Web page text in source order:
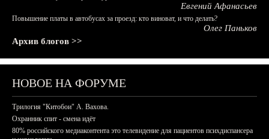
Евгений Афанасьев
Повышение платы в автобусах за проезд: кто виноват, и что делать?
Олег Паньков
Архив блогов >>
НОВОЕ НА ФОРУМЕ
Трилогия "Китобои" А. Вахова.
Охранник спит - смена идёт
80% российского медиаконтента это телевидение для пациентов психдиспансера